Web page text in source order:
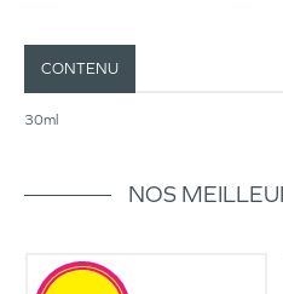
CONTENU
30ml
NOS